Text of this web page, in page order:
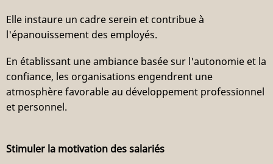
Elle instaure un cadre serein et contribue à
l'épanouissement des employés.
En établissant une ambiance basée sur l'autonomie et la
confiance, les organisations engendrent une
atmosphère favorable au développement professionnel
et personnel.
Stimuler la motivation des salariés